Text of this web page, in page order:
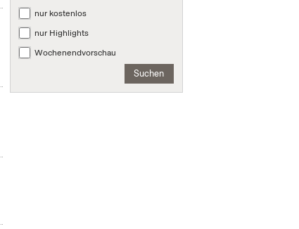
nur kostenlos
nur Highlights
Wochenendvorschau
Suchen